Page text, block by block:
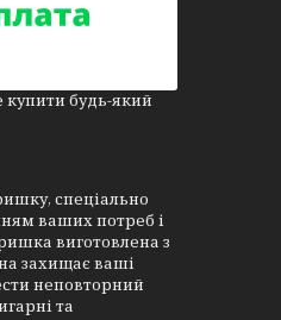
купити будь-який
спеціально
ваших потреб і
виготовлена з
захищає ваші
неповторний
та